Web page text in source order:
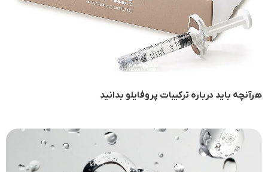
هرآنچه باید درباره ترکیبات پروفایلو بدانید